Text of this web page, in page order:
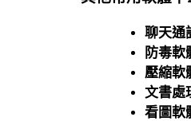
聊天通
防毒軟
壓縮軟
文書處
看圖軟